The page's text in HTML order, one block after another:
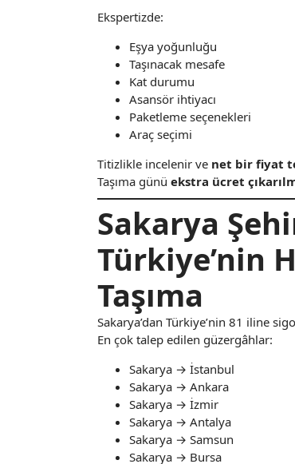
Ekspertizde:
Eşya yoğunluğu
Taşınacak mesafe
Kat durumu
Asansör ihtiyacı
Paketleme seçenekleri
Araç seçimi
Titizlikle incelenir ve net bir fiyat
Taşıma günü ekstra ücret
Sakarya
Türkiye’nin
Taşıma
Sakarya’dan Türkiye’nin 81 iline
En çok talep edilen güzergâhlar:
Sakarya → İstanbul
Sakarya → Ankara
Sakarya → İzmir
Sakarya → Antalya
Sakarya → Samsun
Sakarya → Bursa